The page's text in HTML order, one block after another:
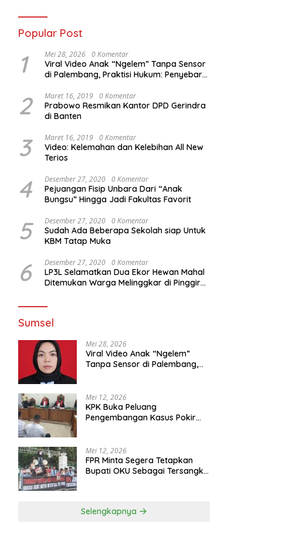
Popular Post
1 Mei 28, 2026 0 Komentar
Viral Video Anak “Ngelem” Tanpa Sensor
di Palembang, Praktisi Hukum: Penyebar
2 Maret 16, 2019 0 Komentar
Prabowo Resmikan Kantor DPD Gerindra
di Banten
3 Maret 16, 2019 0 Komentar
Video: Kelemahan dan Kelebihan All New
Terios
4 Desember 27, 2020 0 Komentar
Pejuangan Fisip Unbara Dari “Anak
Bungsu” Hingga Jadi Fakultas Favorit
5 Desember 27, 2020 0 Komentar
Sudah Ada Beberapa Sekolah siap Untuk
KBM Tatap Muka
6 Desember 27, 2020 0 Komentar
LP3L Selamatkan Dua Ekor Hewan Mahal
Ditemukan Warga Melinggkar di Pinggir
Sumsel
Mei 28, 2026
Viral Video Anak “Ngelem”
Tanpa Sensor di Palembang,
Mei 12, 2026
KPK Buka Peluang
Pengembangan Kasus Pokir
Mei 12, 2026
FPR Minta Segera Tetapkan
Bupati OKU Sebagai Tersangka
Selengkapnya